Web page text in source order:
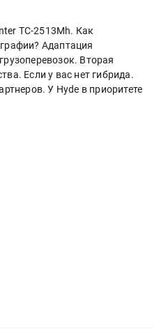
ТС-2513Mh. Как
Адаптация
Вторая
Если у вас нет гибрида.
У Hyde в приоритете